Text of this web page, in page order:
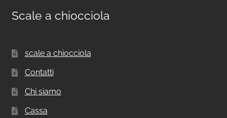
Scale a chiocciola
scale a chiocciola
Contatti
Chi siamo
Cassa